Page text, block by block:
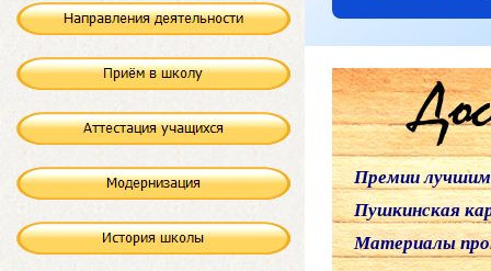
Премии лучшим
Пушкинская
Материалы